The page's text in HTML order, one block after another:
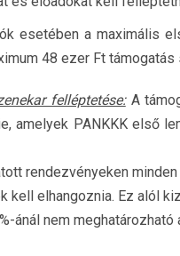
esetében a maximális
48 ezer Ft támogatás
felléptetése:A
amelyek PANKKK első
rendezvényeken
kell elhangoznia. Ez alól
ánál nem meghatározható